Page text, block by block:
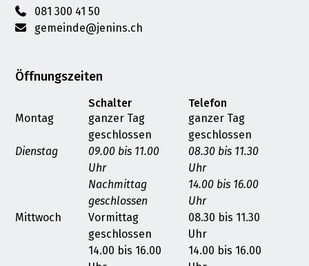
081 300 41 50
gemeinde@jenins.ch
Öffnungszeiten
Schalter
Telefon
Montag
ganzer Tag
geschlossen
ganzer Tag
geschlossen
Dienstag
09.00 bis 11.00
Uhr
08.30 bis 11.30
Uhr
Nachmittag
geschlossen
14.00 bis 16.00
Uhr
Mittwoch
Vormittag
geschlossen
08.30 bis 11.30
Uhr
14.00 bis 16.00
14.00 bis 16.00